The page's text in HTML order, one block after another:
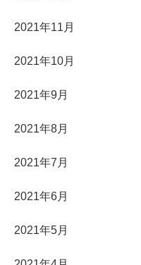
2021年11月
2021年10月
2021年9月
2021年8月
2021年7月
2021年6月
2021年5月